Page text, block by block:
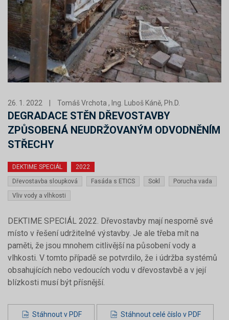
26. 1. 2022 Tomáš Vrchota , Ing. Luboš Káně, Ph.D.
DEGRADACE STĚN DŘEVOSTAVBY
ZPŮSOBENÁ NEUDRŽOVANÝM ODVODNĚNÍM
STŘECHY
DEKTIME SPECIÁL
2022
Dřevostavba sloupková
Fasáda s ETICS Sokl
Porucha vada
Vliv vody a vlhkosti
DEKTIME SPECIÁL 2022. Dřevostavby mají nesporně své
místo v řešení udržitelné výstavby. Je ale třeba mít na
paměti, že jsou mnohem citlivější na působení vody a
vlhkosti. V tomto případě se potvrdilo, že i údržba systémů
obsahujících nebo vedoucích vodu v dřevostavbě a v její
blízkosti musí být přísnější.
Stáhnout v PDF Stáhnout celé číslo v PDF